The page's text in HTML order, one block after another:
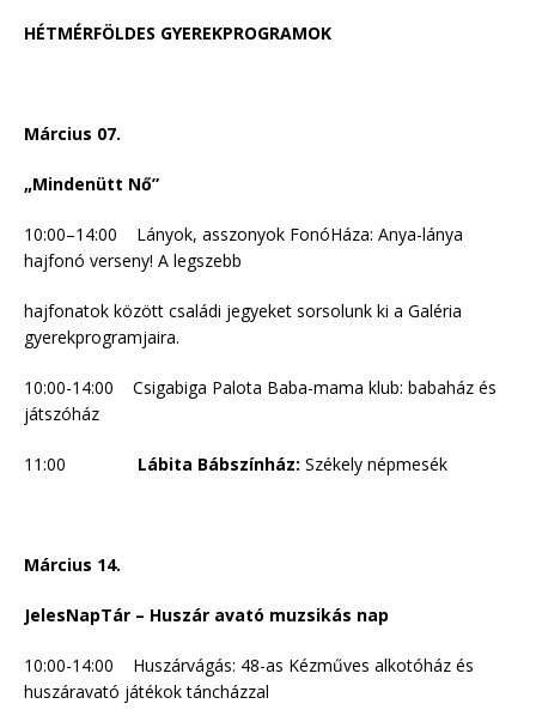
HÉTMÉRFÖLDES GYEREKPROGRAMOK
Március 07.
„Mindenütt Nő”
10:00–14:00 Lányok, asszonyok FonóHáza: Anya-lánya
hajfonó verseny! A legszebb
hajfonatok között családi jegyeket sorsolunk ki a Galéria
gyerekprogramjaira.
10:00-14:00 Csigabiga Palota Baba-mama klub: babaház és
játszóház
11:00 Lábita Bábszínház: Székely népmesék
Március 14.
JelesNapTár – Huszár avató muzsikás nap
10:00-14:00 Huszárvágás: 48-as Kézműves alkotóház és
huszáravató játékok táncházzal